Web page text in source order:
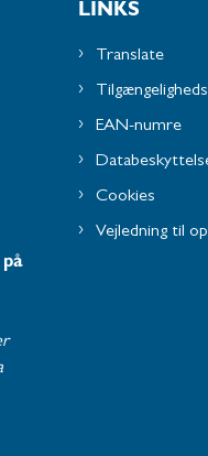
på
LINKS
Translate
EAN-numre
Cookies
Vejledning til